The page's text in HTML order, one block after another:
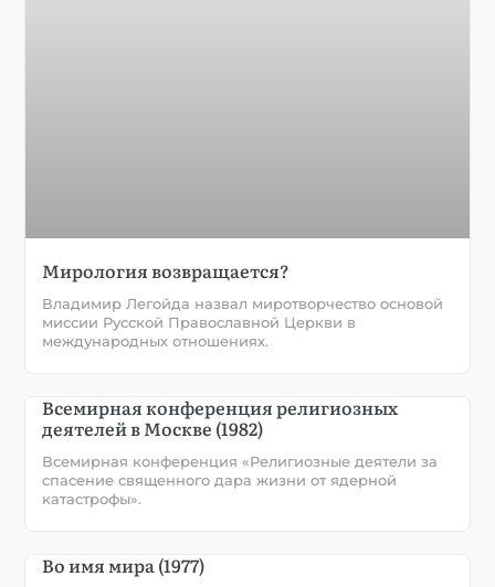
Мирология возвращается?
Владимир Легойда назвал миротворчество основой
миссии Русской Православной Церкви в
международных отношениях.
Всемирная конференция религиозных
деятелей в Москве (1982)
Всемирная конференция «Религиозные деятели за
спасение священного дара жизни от ядерной
катастрофы».
Во имя мира (1977)